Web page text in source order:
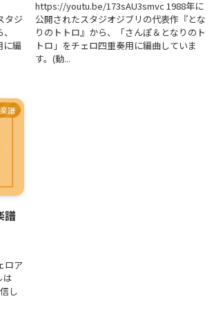
タジ
に編
https://youtu.be/173sAU3smvc 1988年に
公開されたスタジオジブリの代表作『とな
りのトトロ』から、「さんぽ＆となりのト
トロ」をチェロ四重奏用に編曲していま
す。(動...
楽譜
譜
ロア
は
し